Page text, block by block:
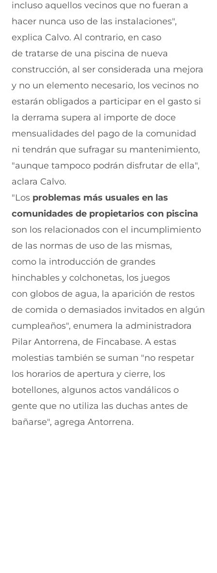
incluso aquellos vecinos que no fueran a
hacer nunca uso de las instalaciones",
explica Calvo. Al contrario, en caso
de tratarse de una piscina de nueva
construcción, al ser considerada una mejora
y no un elemento necesario, los vecinos no
estarán obligados a participar en el gasto si
la derrama supera al importe de doce
mensualidades del pago de la comunidad
ni tendrán que sufragar su mantenimiento,
"aunque tampoco podrán disfrutar de ella",
aclara Calvo.
"Los problemas más usuales en las
comunidades de propietarios con piscina
son los relacionados con el incumplimiento
de las normas de uso de las mismas,
como la introducción de grandes
hinchables y colchonetas, los juegos
con globos de agua, la aparición de restos
de comida o demasiados invitados en algún
cumpleaños", enumera la administradora
Pilar Antorrena, de Fincabase. A estas
molestias también se suman "no respetar
los horarios de apertura y cierre, los
botellones, algunos actos vandálicos o
gente que no utiliza las duchas antes de
bañarse", agrega Antorrena.